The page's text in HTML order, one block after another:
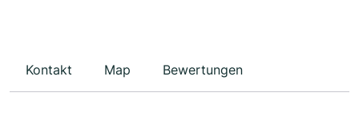
Kontakt Map Bewertungen